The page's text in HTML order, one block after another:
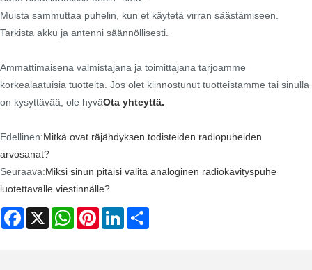
Muista sammuttaa puhelin, kun et käytetä virran säästämiseen.
Tarkista akku ja antenni säännöllisesti.
Ammattimaisena valmistajana ja toimittajana tarjoamme
korkealaatuisia tuotteita. Jos olet kiinnostunut tuotteistamme tai sinulla
on kysyttävää, ole hyväOta yhteyttä.
Edellinen:Mitkä ovat räjähdyksen todisteiden radiopuheiden
arvosanat?
Seuraava:Miksi sinun pitäisi valita analoginen radiokävityspuhe
luotettavalle viestinnälle?
Facebook
X WhatsAppPinterestLinkedIn